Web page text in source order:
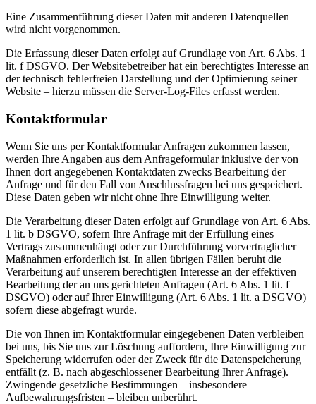
Eine Zusammenführung dieser Daten mit anderen Datenquellen
wird nicht vorgenommen.
Die Erfassung dieser Daten erfolgt auf Grundlage von Art. 6 Abs. 1
lit. f DSGVO. Der Websitebetreiber hat ein berechtigtes Interesse an
der technisch fehlerfreien Darstellung und der Optimierung seiner
Website – hierzu müssen die Server-Log-Files erfasst werden.
Kontaktformular
Wenn Sie uns per Kontaktformular Anfragen zukommen lassen,
werden Ihre Angaben aus dem Anfrageformular inklusive der von
Ihnen dort angegebenen Kontaktdaten zwecks Bearbeitung der
Anfrage und für den Fall von Anschlussfragen bei uns gespeichert.
Diese Daten geben wir nicht ohne Ihre Einwilligung weiter.
Die Verarbeitung dieser Daten erfolgt auf Grundlage von Art. 6 Abs.
1 lit. b DSGVO, sofern Ihre Anfrage mit der Erfüllung eines
Vertrags zusammenhängt oder zur Durchführung vorvertraglicher
Maßnahmen erforderlich ist. In allen übrigen Fällen beruht die
Verarbeitung auf unserem berechtigten Interesse an der effektiven
Bearbeitung der an uns gerichteten Anfragen (Art. 6 Abs. 1 lit. f
DSGVO) oder auf Ihrer Einwilligung (Art. 6 Abs. 1 lit. a DSGVO)
sofern diese abgefragt wurde.
Die von Ihnen im Kontaktformular eingegebenen Daten verbleiben
bei uns, bis Sie uns zur Löschung auffordern, Ihre Einwilligung zur
Speicherung widerrufen oder der Zweck für die Datenspeicherung
entfällt (z. B. nach abgeschlossener Bearbeitung Ihrer Anfrage).
Zwingende gesetzliche Bestimmungen – insbesondere
Aufbewahrungsfristen – bleiben unberührt.